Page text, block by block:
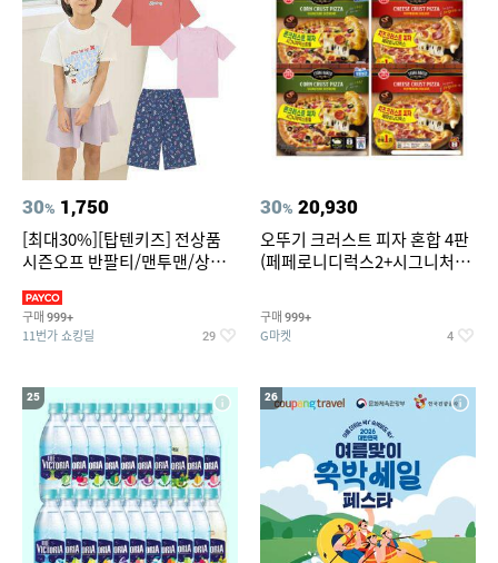
30% 1,750
[최대30%][탑텐키즈] 전상품
시즌오프 반팔티/맨투맨/상하
구매 999+
11번가 쇼킹딜 29
30% 20,930
오뚜기 크러스트 피자 혼합 4판
(페페로니디럭스2+시그니처익
구매 999+
G마켓 4
25 26